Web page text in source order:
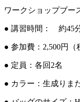
ワークショップブ
● 講習時間： 約45
● 参加費：2,500円（
● 定員：各回2名
● カラー：生成りま